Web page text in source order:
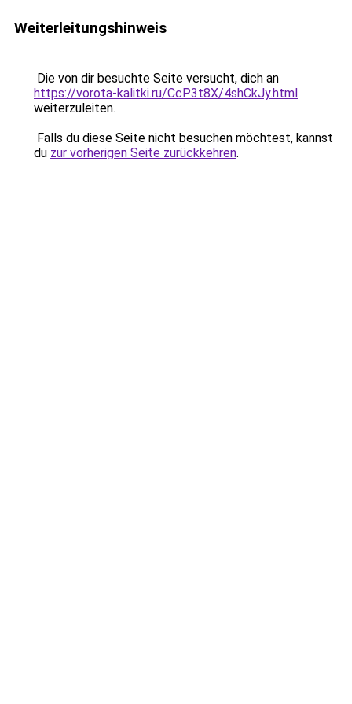
Weiterleitungshinweis
Die von dir besuchte Seite versucht, dich an
https://vorota-kalitki.ru/CcP3t8X/4shCkJy.html
weiterzuleiten.
Falls du diese Seite nicht besuchen möchtest, kannst
du zur vorherigen Seite zurückkehren.